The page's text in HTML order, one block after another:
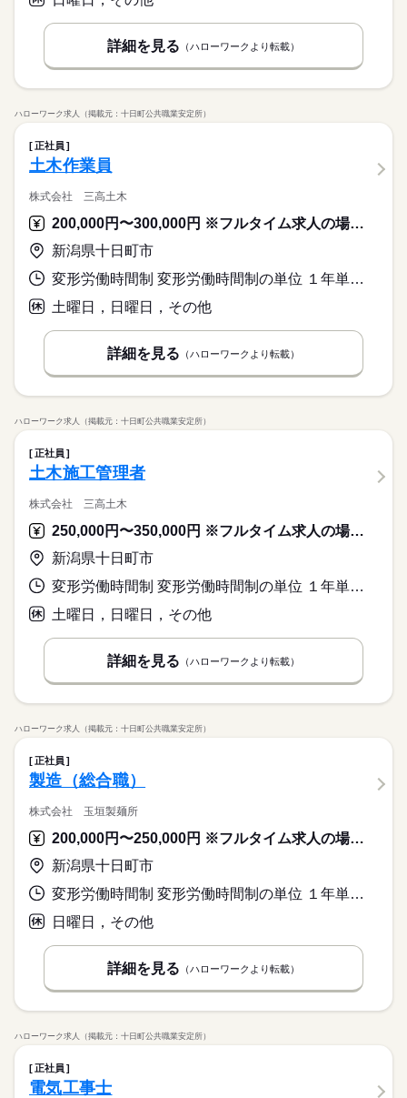
詳細を見る （ハローワークより転載）
ハローワーク求人（掲載元：十日町公共職業安定所）
正社員
土木作業員
株式会社 三高土木
200,000円〜300,000円 ※フルタイム求人の場合は月額（換算額）、パート求人の場合は時間額を表示しています。
新潟県十日町市
変形労働時間制 変形労働時間制の単位 １年単位 就業時間１ 7時45分〜17時00分 就業時間に関する特記事項 冬期間除雪作業は降雪状況により午前３時～の作業となる場合があ
土曜日，日曜日，その他
詳細を見る （ハローワークより転載）
ハローワーク求人（掲載元：十日町公共職業安定所）
正社員
土木施工管理者
株式会社 三高土木
250,000円〜350,000円 ※フルタイム求人の場合は月額（換算額）、パート求人の場合は時間額を表示しています。
新潟県十日町市
変形労働時間制 変形労働時間制の単位 １年単位 就業時間１ 7時45分〜17時00分
土曜日，日曜日，その他
詳細を見る （ハローワークより転載）
ハローワーク求人（掲載元：十日町公共職業安定所）
正社員
製造（総合職）
株式会社 玉垣製麺所
200,000円〜250,000円 ※フルタイム求人の場合は月額（換算額）、パート求人の場合は時間額を表示しています。
新潟県十日町市
変形労働時間制 変形労働時間制の単位 １年単位 就業時間１ 7時55分〜17時10分 就業時間に関する特記事項 繁忙期：６月第５週～７月第２週、１１月第５週～１２月第３週
日曜日，その他
詳細を見る （ハローワークより転載）
ハローワーク求人（掲載元：十日町公共職業安定所）
正社員
電気工事士